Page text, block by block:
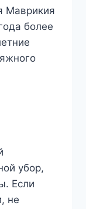
Маврикия
более
убор,
Если
не